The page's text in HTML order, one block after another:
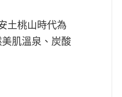
土桃山時代為
肌溫泉、炭酸